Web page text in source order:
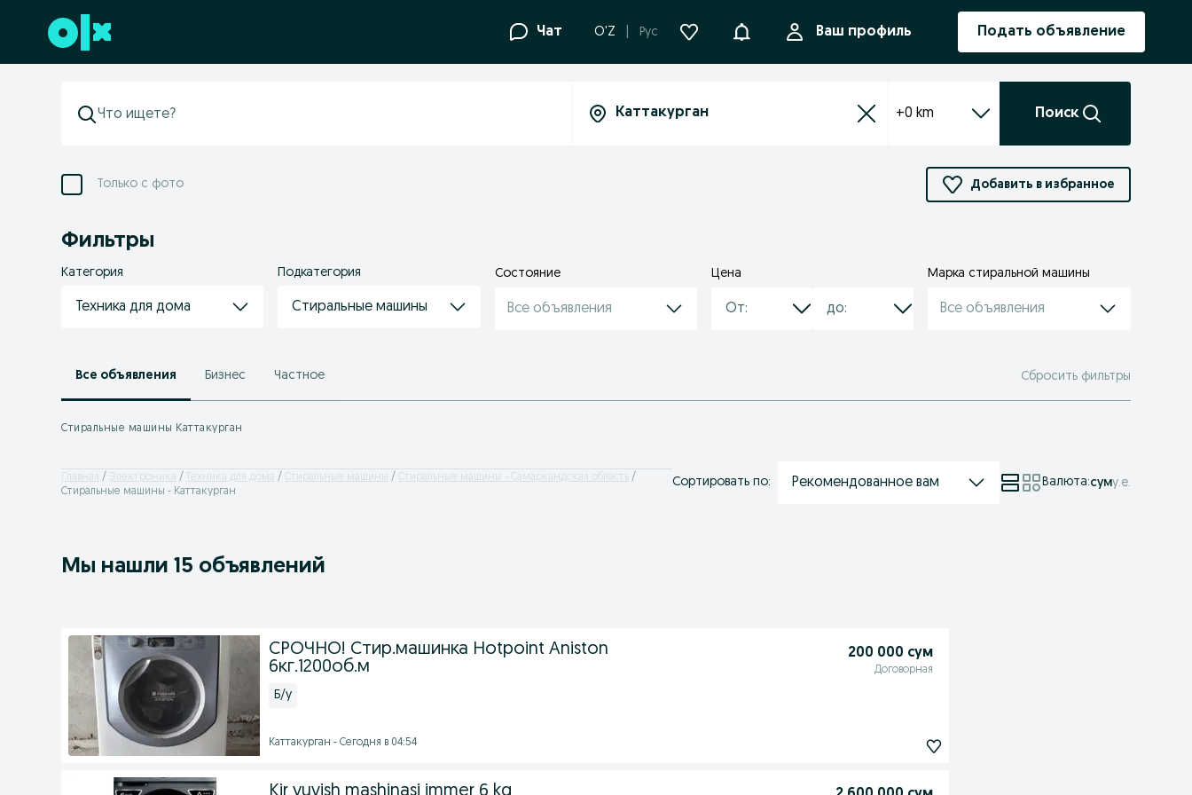
Перейти к нижнему колонтитулу Чат O'Z Рус УведомленияВаш профиль Подать объявление
+0 km Поиск
Только с фото Добавить в избранное
Фильтры
Категория
Техника для дома
Подкатегория
Стиральные машины
Состояние
Все объявления
Цена Марка стиральной машины
Все объявления
Все объявления Бизнес Частное Сбросить фильтры
Стиральные машины Каттакурган
Главная Электроника Техника для дома Стиральные машины
Стиральные машины - Самаркандская область
Стиральные машины - Каттакурган
Сортировать по: Рекомендованное вам Валюта:суму.е.
Мы нашли 15 объявлений
СРОЧНО! Стир.машинка Hotpoint Aniston
6кг.1200об.м
200 000 сум
Договорная
Б/у
Каттакурган - Сегодня в 04:54
Kir yuvish mashinasi immer 6 kg